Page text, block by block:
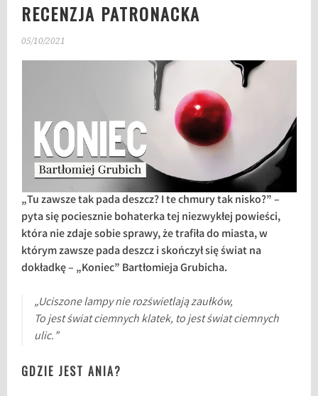
RECENZJA PATRONACKA
05/10/2021
„Tu zawsze tak pada deszcz? I te chmury tak nisko?” –
pyta się pociesznie bohaterka tej niezwykłej powieści,
która nie zdaje sobie sprawy, że trafiła do miasta, w
którym zawsze pada deszcz i skończył się świat na
dokładkę – „Koniec” Bartłomieja Grubicha.
„Uciszone lampy nie rozświetlają zaułków,
To jest świat ciemnych klatek, to jest świat ciemnych
ulic.”
GDZIE JEST ANIA?